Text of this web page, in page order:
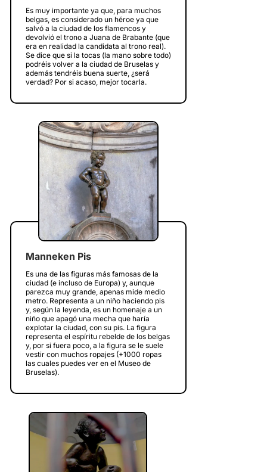
Es muy importante ya que, para muchos
belgas, es considerado un héroe ya que
salvó a la ciudad de los flamencos y
devolvió el trono a Juana de Brabante (que
era en realidad la candidata al trono real).
Se dice que si la tocas (la mano sobre todo)
podréis volver a la ciudad de Bruselas y
además tendréis buena suerte, ¿será
verdad? Por si acaso, mejor tocarla.
Manneken Pis
Es una de las figuras más famosas de la
ciudad (e incluso de Europa) y, aunque
parezca muy grande, apenas mide medio
metro. Representa a un niño haciendo pis
y, según la leyenda, es un homenaje a un
niño que apagó una mecha que haría
explotar la ciudad, con su pis. La figura
representa el espíritu rebelde de los belgas
y, por si fuera poco, a la figura se le suele
vestir con muchos ropajes (+1000 ropas
las cuales puedes ver en el Museo de
Bruselas).